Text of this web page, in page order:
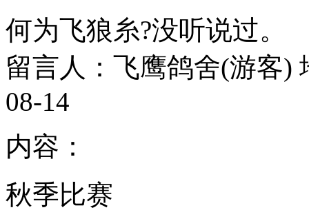
何为飞狼糸?没听说过。
留言人：飞鹰鸽舍(游客)
08-14
内容：
秋季比赛